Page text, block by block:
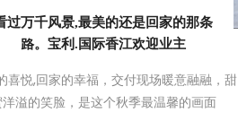
过万千风景,最美的还是回家的那条
路。宝利.国际香江欢迎业主
喜悦,回家的幸福，交付现场暖意融融，甜
溢的笑脸，是这个秋季最温馨的画面